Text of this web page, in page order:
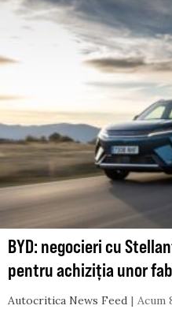
BYD: negocieri cu
pentru achiziția unor
Autocritica News Feed Acum